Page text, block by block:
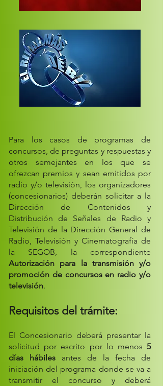
Para los casos de programas de
concursos, de preguntas y respuestas y
otros semejantes en los que se
ofrezcan premios y sean emitidos por
radio y/o televisión, los organizadores
(concesionarios) deberán solicitar a la
Dirección de Contenidos y
Distribución de Señales de Radio y
Televisión de la Dirección General de
Radio, Televisión y Cinematografía de
la SEGOB, la correspondiente
Autorización para la transmisión y/o
promoción de concursos en radio y/o
televisión.
Requisitos del trámite:
El Concesionario deberá presentar la
solicitud por escrito por lo menos 5
días hábiles antes de la fecha de
iniciación del programa donde se va a
transmitir el concurso y deberá